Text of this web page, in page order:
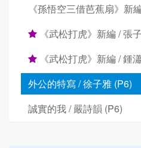
《孫悟空三借芭蕉扇》新
《武松打虎》新編 / 張
《武松打虎》新編 / 鍾
外公的特寫 / 徐子雅 (P6)
誠實的我 / 嚴詩韻 (P6)